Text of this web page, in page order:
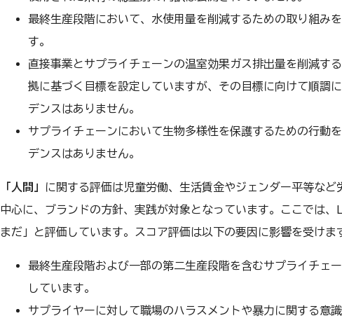
最終生産段階において、水使用量を削減するための取り組み
す。
直接事業とサプライチェーンの温室効果ガス排出量を削減す
拠に基づく目標を設定していますが、その目標に向けて順調
デンスはありません。
サプライチェーンにおいて生物多様性を保護するための行動
デンスはありません。
「人間」
に関する評価は児童労働、生活賃金やジェンダー平等など
中心に、ブランドの方針、実践が対象となっています。ここでは、
まだ」と評価しています。スコア評価は以下の要因に影響を受けま
最終生産段階および一部の第二生産段階を含むサプライチェ
しています。
サプライヤーに対して職場のハラスメントや暴力に関する意